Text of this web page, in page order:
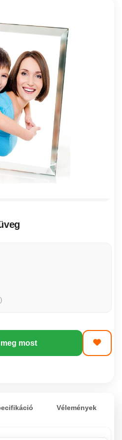
most
Vélemények